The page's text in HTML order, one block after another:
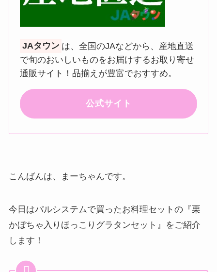
JAタウン は、全国のJAなどから、産地直送
で旬のおいしいものをお届けするお取り寄せ
通販サイト！品揃えが豊富でおすすめ。
公式サイト
こんばんは、まーちゃんです。
今日はパルシステムで買ったお料理セットの『栗
かぼちゃ入りほっこりグラタンセット』をご紹介
します！